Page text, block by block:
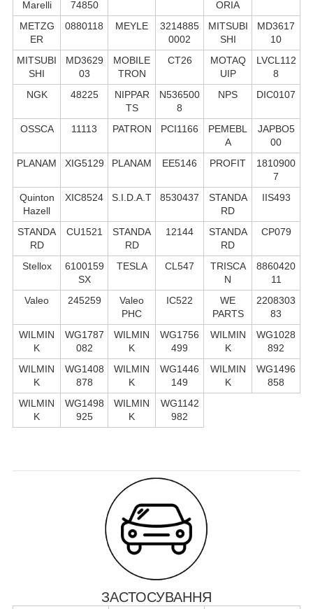
Marelli 74850
ORIA
METZG
ER
0880118 MEYLE
3214885
0002
MITSUBI
SHI
MD3617
10
MITSUBI
SHI
MD3629
03
MOBILE
TRON
CT26
MOTAQ
UIP
LVCL112
8
NGK
48225
NIPPAR
TS
N536500
8
NPS DIC0107
OSSCA 11113 PATRON PCI1166
PEMEBL
A
JAPBO5
00
PLANAM
XIG5129 PLANAM EE5146 PROFIT
1810900
7
Quinton
Hazell
XIC8524 S.I.D.A.T 8530437
STANDA
RD
IIS493
STANDA
RD
CU1521
STANDA
RD
12144
STANDA
RD
CP079
Stellox
6100159
SX
TESLA CL547
TRISCA
N
8860420
11
Valeo
245259
Valeo
PHC
IC522
WE
PARTS
2208303
83
WILMIN
K
WG1787
082
WILMIN
K
WG1756
499
WILMIN
K
WG1028
892
WILMIN
K
WG1408
878
WILMIN
K
WG1446
149
WILMIN
K
WG1496
858
WILMIN
K
WG1498
925
WILMIN
K
WG1142
982
ЗАСТОСУВАННЯ